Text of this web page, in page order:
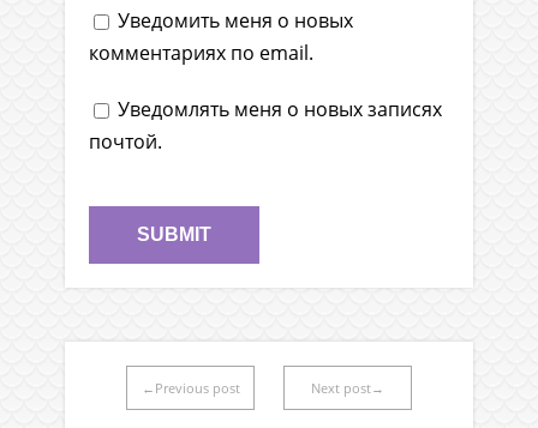
Уведомить меня о новых
комментариях по email.
Уведомлять меня о новых записях
почтой.
←Previous post Next post→